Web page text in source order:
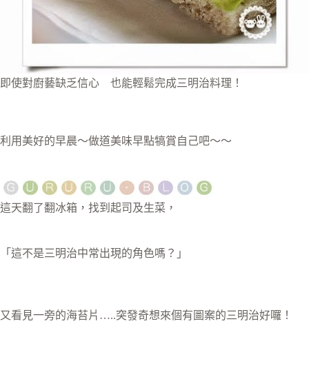
即使對廚藝缺乏信心 也能輕鬆完成三明治料理！
利用美好的早晨～做道美味早點犒賞自己吧～～
這天翻了翻冰箱，找到起司及生菜，
「這不是三明治中常出現的角色嗎？」
又看見一旁的海苔片…..突發奇想來個有圖案的三明治好囉！